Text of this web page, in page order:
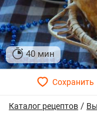
40 мин
Каталог рецептов /